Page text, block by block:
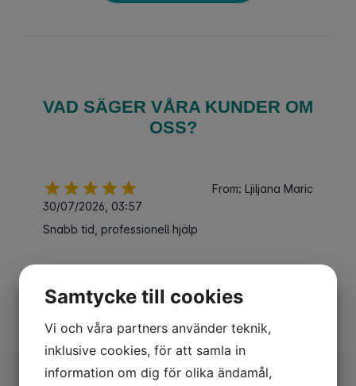
VAD SÄGER VÅRA KUNDER OM
OSS?
Samtycke till cookies
Vi och våra partners använder teknik,
inklusive cookies, för att samla in
information om dig för olika ändamål,